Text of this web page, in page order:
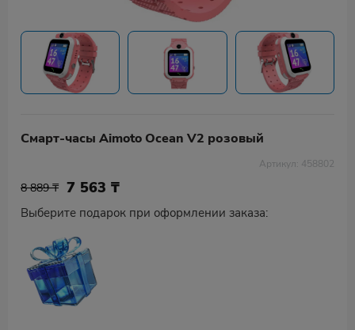
Смарт-часы Aimoto Ocean V2 розовый
Артикул: 458802
8 889 ₸ 7 563₸
Выберите подарок при оформлении заказа: